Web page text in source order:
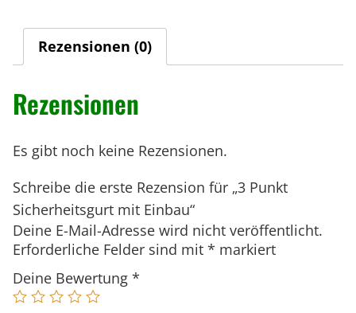
c
e
P
r
e
i
s
w
r
i
i
s
t
:
7
c
e
h
e
i
t
s
g
Rezensionen (0)
Rezensionen
Es gibt noch keine Rezensionen.
Schreibe die erste Rezension für „3 Punkt
Sicherheitsgurt mit Einbau“
Deine E-Mail-Adresse wird nicht veröffentlicht.
Erforderliche Felder sind mit * markiert
Deine Bewertung *